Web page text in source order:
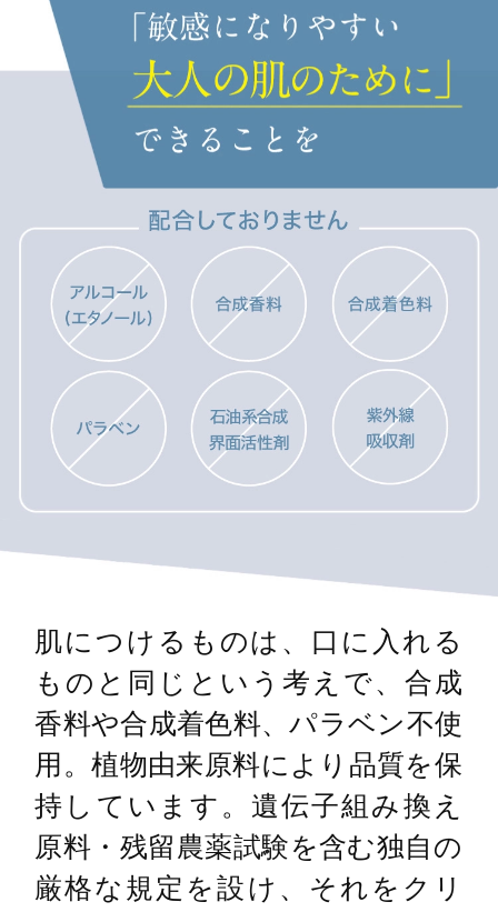
肌につけるものは、口に入れる
ものと同じという考えで、合成
香料や合成着色料、パラベン不使
用。植物由来原料により品質を保
持しています。遺伝子組み換え
原料・残留農薬試験を含む独自の
厳格な規定を設け、それをクリ